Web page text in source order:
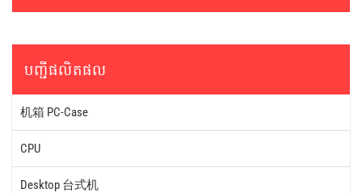
បញ្ជីផលិតផល
机箱 PC-Case
CPU
Desktop 台式机